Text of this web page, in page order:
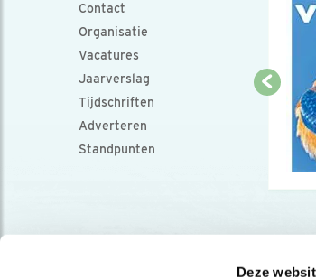
Deze
Contact
Organisatie
Vacatures
Jaarverslag
Tijdschriften
Adverteren
Standpunten